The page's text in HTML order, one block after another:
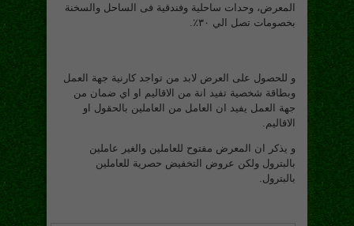
المعرض، وحدات ساحلية وفندقية فى الساحل والسخنة
بخصومات تصل الي ٣٠٪‏.
و للحصول على العرض لابد من تواجد كارنية جهة العمل
وبطاقة شخصية تفيد انة من الاقاليم او اي ضمان من
جهة العمل يفيد ان العامل من العاملين بالحقول او
الاقاليم.
و يذكر ان المعرض مفتوح للعاملين والغير عاملين
بالبترول ولكن عروض التخفيض حصرية للعاملين
بالبترول.